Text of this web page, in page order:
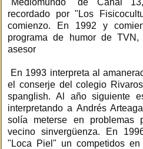
recordado por "Los
comienzo. En 1992 y
programa de humor de TVN,
asesor
En 1993 interpreta al
el conserje del colegio
spanglish. Al año siguiente
interpretando a Andrés
solía meterse en problemas
vecino sinvergüenza. En
"Loca Piel" un competidos